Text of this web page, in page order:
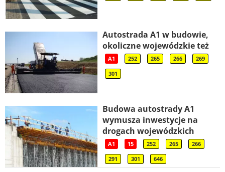
Autostrada A1 w budowie,
okoliczne wojewódzkie też
A1 252 265 266 269
301
Budowa autostrady A1
wymusza inwestycje na
drogach wojewódzkich
A1 15 252 265 266
291 301 646